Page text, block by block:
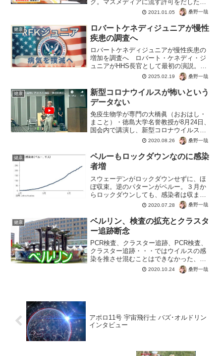
ク。マスメディアに流す許可をだした
TBS。まさにコロナ脳VS覚醒脳！ とい
う感じのディベート。ワイドショーなが
らとても本質的ですね。大変だ！大変
だ！コロナは大変だ！ベッド...
2021.01.05 桑野一哉
健康
ロバートケネディジュニアが慢性
疾患の調査へ
ロバートケネディジュニアが慢性疾患の
増加を調査へ ロバート・ケネディ・ジ
ュニアがHHS長官として最初の演説。国
民の病気の原因を徹底的に調査すること
を宣言。子どものワクチンスケジュー
ル、鬱病の治療薬であるSSRI 、電磁放、
グリホサート、農薬...
2025.02.19 桑野一哉
健康
新型コロナウイルスが怖いという
データない
免疫生物学が専門の大橋眞（おおはし・
まこと）・徳島大学名誉教授が8月24日、
国会内で講演し、新型コロナウイルスに
ついてコッホの原則や疫学理論に照ら
し、「このウイルスが怖いというデータ
は無い」と解説した。そのとおり。わざ
わざ本物の意見を持ち出...
2020.08.26 桑野一哉
健康
ペルーもロックダウンなのに感染
者増
スウェーデンがロックダウンせずに、ほ
ぼ収束。逆のパターンがペルー。３月か
らロックダウンしても、感染者は収まら
ない。厳しいロックダウンを実行したペ
ルーは経済優先のブラジルより感染がひ
どいのようです。ロックダウンのレベル
はコロナの感染にあまり影...
2020.07.28 桑野一哉
健康
ベルリン、検査の拡充とクラスタ
ー追跡断念
PCR検査、クラスター追跡、PCR検査、
クラスター追跡・・・ではウイルスの感
染を推させ混むことはできなかった、と
いうことですね。ベルリンは、グレート
バーリントン宣言路線に副市長Falko
2020.10.24 桑野一哉
アポロ11号 宇宙飛行士 バズ･オルドリン
インタビュー